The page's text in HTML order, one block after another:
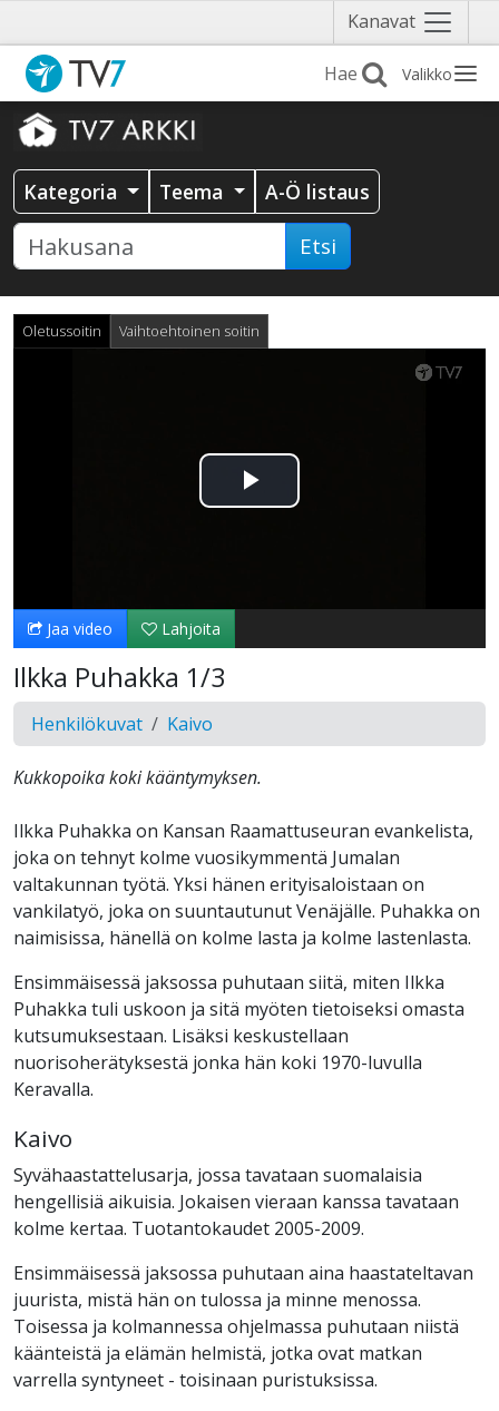
Kanavat Näytä
valikko
Valikko
Kategoria Teema A-Ö listaus
Etsi
Oletussoitin Vaihtoehtoinen soitin
Toista
Jaa video Lahjoita
Ilkka Puhakka 1/3
Henkilökuvat Kaivo
Kukkopoika koki kääntymyksen.
Ilkka Puhakka on Kansan Raamattuseuran evankelista,
joka on tehnyt kolme vuosikymmentä Jumalan
valtakunnan työtä. Yksi hänen erityisaloistaan on
vankilatyö, joka on suuntautunut Venäjälle. Puhakka on
naimisissa, hänellä on kolme lasta ja kolme lastenlasta.
Ensimmäisessä jaksossa puhutaan siitä, miten Ilkka
Puhakka tuli uskoon ja sitä myöten tietoiseksi omasta
kutsumuksestaan. Lisäksi keskustellaan
nuorisoherätyksestä jonka hän koki 1970-luvulla
Keravalla.
Kaivo
Syvähaastattelusarja, jossa tavataan suomalaisia
hengellisiä aikuisia. Jokaisen vieraan kanssa tavataan
kolme kertaa. Tuotantokaudet 2005-2009.
Ensimmäisessä jaksossa puhutaan aina haastateltavan
juurista, mistä hän on tulossa ja minne menossa.
Toisessa ja kolmannessa ohjelmassa puhutaan niistä
käänteistä ja elämän helmistä, jotka ovat matkan
varrella syntyneet - toisinaan puristuksissa.